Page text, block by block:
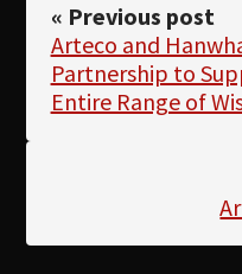
« Previous post
Arteco and
Partnership to
Entire Range of